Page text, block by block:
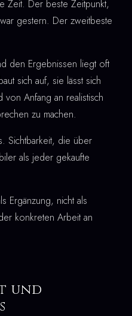
Zeit. Der beste Zeitpunkt,
gestern. Der zweitbeste
den Ergebnissen liegt oft
sich auf, sie lässt sich
Anfang an realistisch
zu machen.
Sichtbarkeit, die über
als jeder gekaufte
Ergänzung, nicht als
konkreten Arbeit an
und